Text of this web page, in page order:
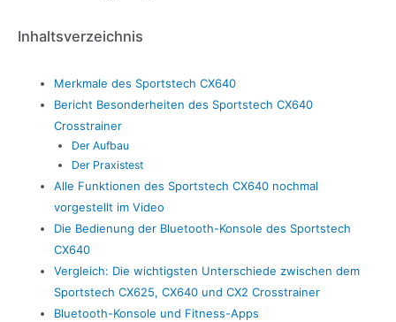
Inhaltsverzeichnis
Merkmale des Sportstech CX640
Bericht Besonderheiten des Sportstech CX640
Crosstrainer
Der Aufbau
Der Praxistest
Alle Funktionen des Sportstech CX640 nochmal
vorgestellt im Video
Die Bedienung der Bluetooth-Konsole des Sportstech
CX640
Vergleich: Die wichtigsten Unterschiede zwischen dem
Sportstech CX625, CX640 und CX2 Crosstrainer
Bluetooth-Konsole und Fitness-Apps